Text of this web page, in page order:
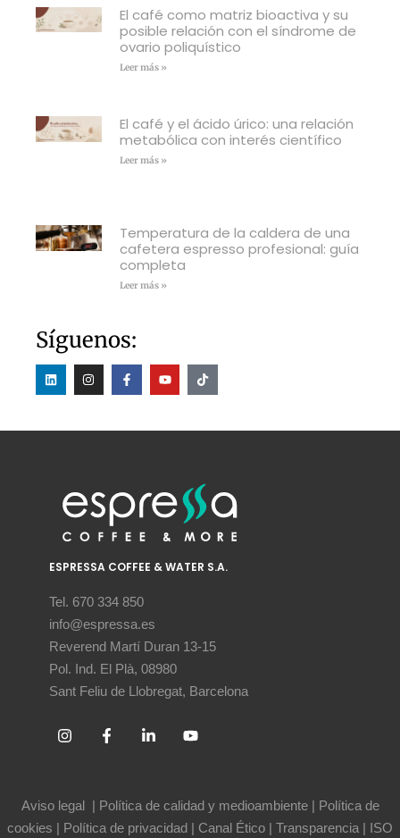
El café como matriz bioactiva y su
posible relación con el síndrome de
ovario poliquístico
Leer más »
El café y el ácido úrico: una relación
metabólica con interés científico
Leer más »
Temperatura de la caldera de una
cafetera espresso profesional: guía
completa
Leer más »
Síguenos:
ESPRESSA COFFEE & WATER S.A.
Tel. 670 334 850
info@espressa.es
Reverend Martí Duran 13-15
Pol. Ind. El Plà, 08980
Sant Feliu de Llobregat, Barcelona
Aviso legal Política de calidad y medioambiente|
Política de
cookies
Política de privacidad Canal Ético Transparencia| ISO